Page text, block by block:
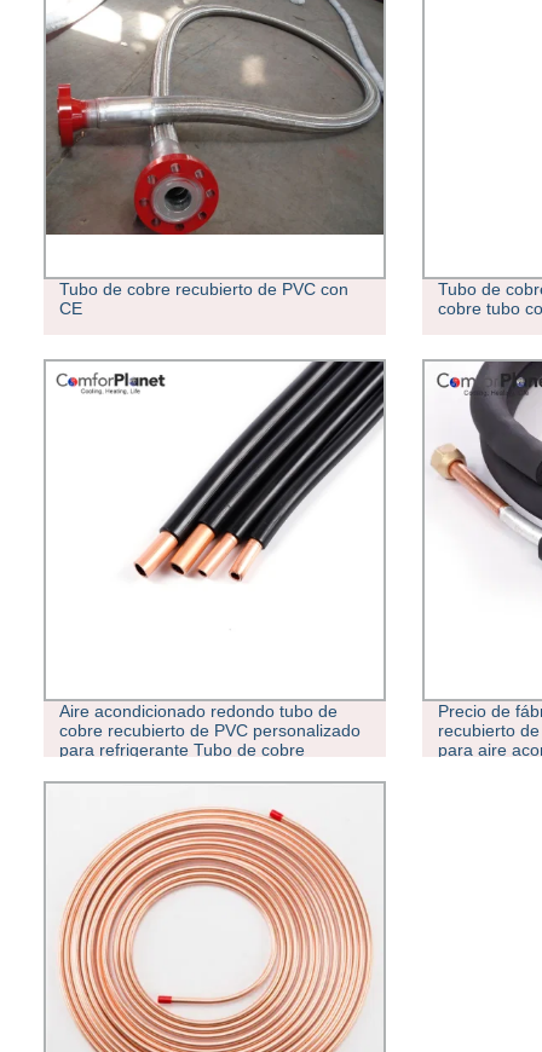
Tubo de cobre recubierto de PVC con
CE
Tubo de
cobre tubo
Aire acondicionado redondo tubo de
cobre recubierto de PVC personalizado
para refrigerante Tubo de cobre
Precio de
recubierto
para aire